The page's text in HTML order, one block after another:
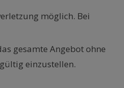
möglich. Bei
gesamte Angebot ohne
einzustellen.